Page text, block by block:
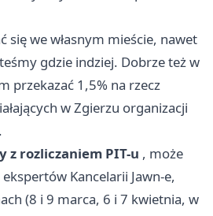
się we własnym mieście, nawet
gdzie indziej. Dobrze też w
przekazać 1,5% na rzecz
w Zgierzu organizacji
z rozliczaniem PIT-u , może
Kancelarii Jawn-e,
(8 i 9 marca, 6 i 7 kwietnia, w